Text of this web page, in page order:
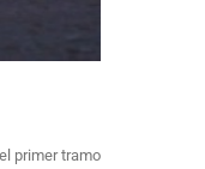
primer tramo